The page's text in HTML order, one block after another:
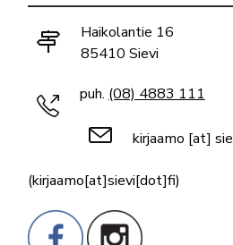
Haikolantie 16
85410 Sievi
puh. (08) 4883 111
kirjaamo [at]
(kirjaamo[at]sievi[dot]fi)